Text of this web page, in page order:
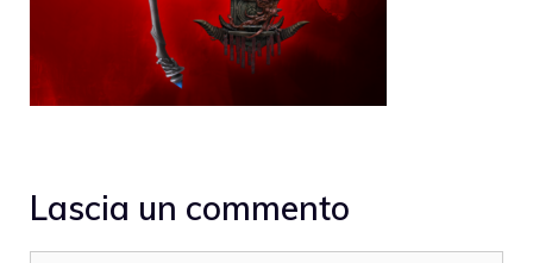
Lascia un commento